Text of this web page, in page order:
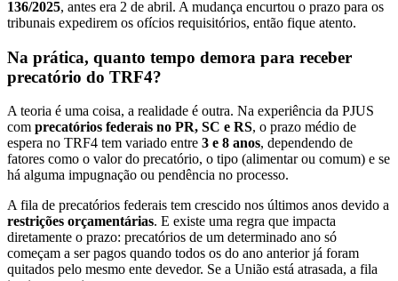
136/2025, antes era 2 de abril. A mudança encurtou o prazo para os
tribunais expedirem os ofícios requisitórios, então fique atento.
Na prática, quanto tempo demora para receber
precatório do TRF4?
A teoria é uma coisa, a realidade é outra. Na experiência da PJUS
com precatórios federais no PR, SC e RS, o prazo médio de
espera no TRF4 tem variado entre 3 e 8 anos, dependendo de
fatores como o valor do precatório, o tipo (alimentar ou comum) e se
há alguma impugnação ou pendência no processo.
A fila de precatórios federais tem crescido nos últimos anos devido a
restrições orçamentárias. E existe uma regra que impacta
diretamente o prazo: precatórios de um determinado ano só
começam a ser pagos quando todos os do ano anterior já foram
quitados pelo mesmo ente devedor. Se a União está atrasada, a fila